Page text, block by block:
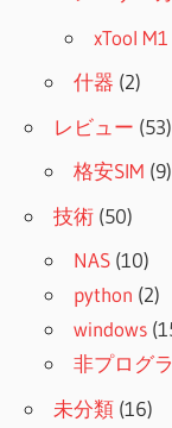
xTool M1
什器 (2)
レビュー (53)
格安SIM (9)
技術 (50)
NAS (10)
python (2)
windows
非プログ
未分類 (16)